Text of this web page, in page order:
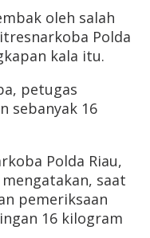
oleh salah
Polda
kala itu.
petugas
sebanyak 16
Polda Riau,
saat
pemeriksaan
16 kilogram